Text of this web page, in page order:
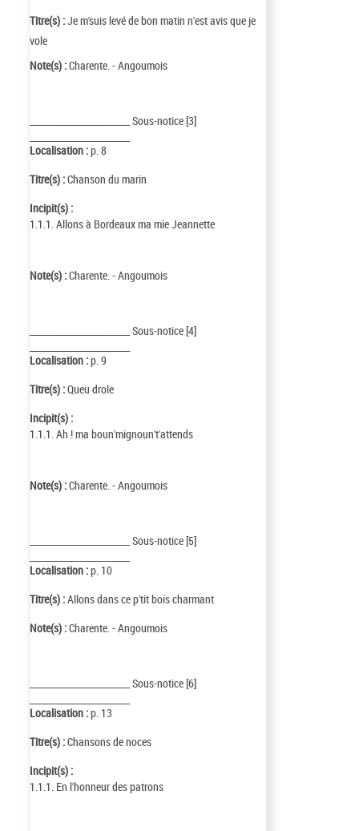
Titre(s) :Je m'suis levé de bon matin n'est avis que je
vole
Note(s) :Charente. - Angoumois
_________________________ Sous-notice [3]
Localisation :p. 8
Titre(s) :Chanson du marin
Incipit(s) :
1.1.1. Allons à Bordeaux ma mie Jeannette
Note(s) :Charente. - Angoumois
_________________________ Sous-notice [4]
Localisation :p. 9
Titre(s) :Queu drole
Incipit(s) :
1.1.1. Ah ! ma boun'mignoun't'attends
Note(s) :Charente. - Angoumois
_________________________ Sous-notice [5]
Localisation :p. 10
Titre(s) :Allons dans ce p'tit bois charmant
Note(s) :Charente. - Angoumois
_________________________ Sous-notice [6]
Localisation :p. 13
Titre(s) :Chansons de noces
Incipit(s) :
1.1.1. En l'honneur des patrons